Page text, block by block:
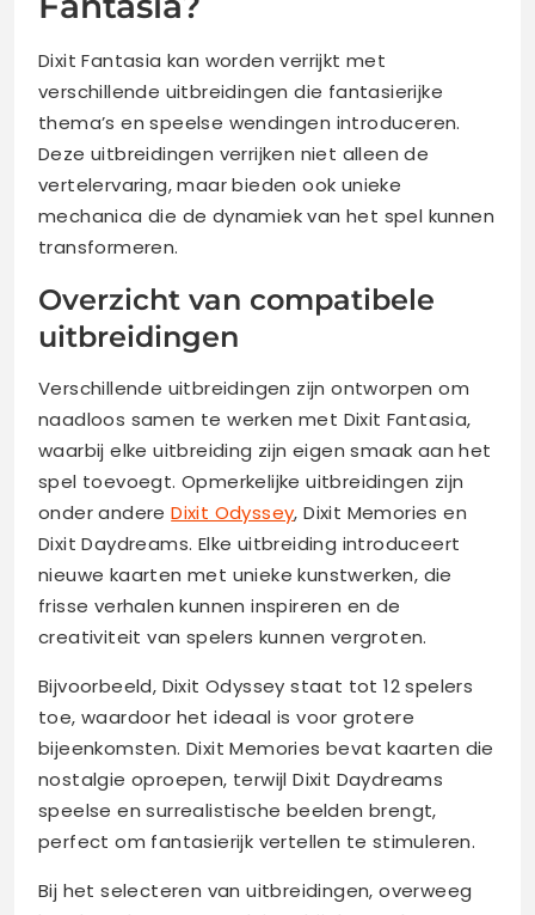
Dixit Fantasia kan worden verrijkt met
verschillende uitbreidingen die fantasierijke
thema’s en speelse wendingen introduceren.
Deze uitbreidingen verrijken niet alleen de
vertelervaring, maar bieden ook unieke
mechanica die de dynamiek van het spel kunnen
transformeren.
Overzicht van compatibele
uitbreidingen
Verschillende uitbreidingen zijn ontworpen om
naadloos samen te werken met Dixit Fantasia,
waarbij elke uitbreiding zijn eigen smaak aan het
spel toevoegt. Opmerkelijke uitbreidingen zijn
onder andereDixit Odyssey, Dixit Memories en
Dixit Daydreams. Elke uitbreiding introduceert
nieuwe kaarten met unieke kunstwerken, die
frisse verhalen kunnen inspireren en de
creativiteit van spelers kunnen vergroten.
Bijvoorbeeld, Dixit Odyssey staat tot 12 spelers
toe, waardoor het ideaal is voor grotere
bijeenkomsten. Dixit Memories bevat kaarten die
nostalgie oproepen, terwijl Dixit Daydreams
speelse en surrealistische beelden brengt,
perfect om fantasierijk vertellen te stimuleren.
Bij het selecteren van uitbreidingen, overweeg